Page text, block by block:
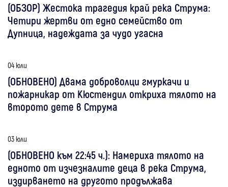
(ОБЗОР) Жестока трагедия край река Струма:
Четири жертви от едно семейство от
Дупница, надеждата за чудо угасна
04 юли
(ОБНОВЕНО) Двама доброволци гмуркачи и
пожарникар от Кюстендил откриха тялото на
второто дете в Струма
03 юли
(ОБНОВЕНО към 22:45 ч.): Намериха тялото на
едното от изчезналите деца в река Струма,
издирването на другото продължава